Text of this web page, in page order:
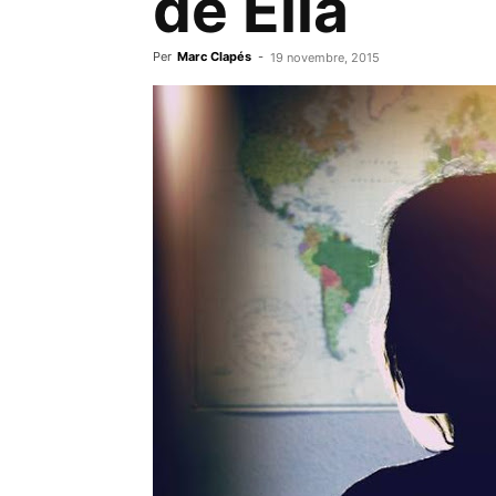
Per Marc Clapés - 19 novembre, 2015